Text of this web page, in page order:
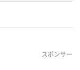
スポンサー